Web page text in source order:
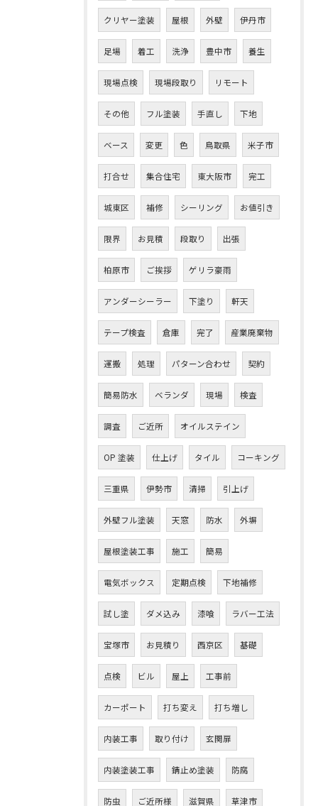
クリヤー塗装 屋根 外壁 伊丹市
足場 着工 洗浄 豊中市 養生
現場点検 現場段取り リモート
その他 フル塗装 手直し 下地
ベース 変更 色 鳥取県 米子市
打合せ 集合住宅 東大阪市 完工
城東区 補修 シーリング お値引き
限界 お見積 段取り 出張
柏原市 ご挨拶 ゲリラ豪雨
アンダーシーラー 下塗り 軒天
テープ検査 倉庫 完了 産業廃棄物
運搬 処理 パターン合わせ 契約
簡易防水 ベランダ 現場 検査
調査 ご近所 オイルステイン
OP 塗装 仕上げ タイル コーキング
三重県 伊勢市 清掃 引上げ
外壁フル塗装 天窓 防水 外塀
屋根塗装工事 施工 簡易
電気ボックス 定期点検 下地補修
試し塗 ダメ込み 漆喰 ラバー工法
宝塚市 お見積り 西京区 基礎
点検 ビル 屋上 工事前
カーポート 打ち変え 打ち増し
内装工事 取り付け 玄関扉
内装塗装工事 錆止め塗装 防腐
防虫 ご近所様 滋賀県 草津市
お問い合わせはこちら